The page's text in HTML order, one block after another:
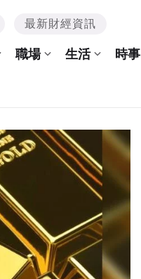
最新財經資訊
職場 生活 時事